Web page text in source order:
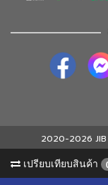
2020-2026 JIB
เปรียบเทียบสินค้า